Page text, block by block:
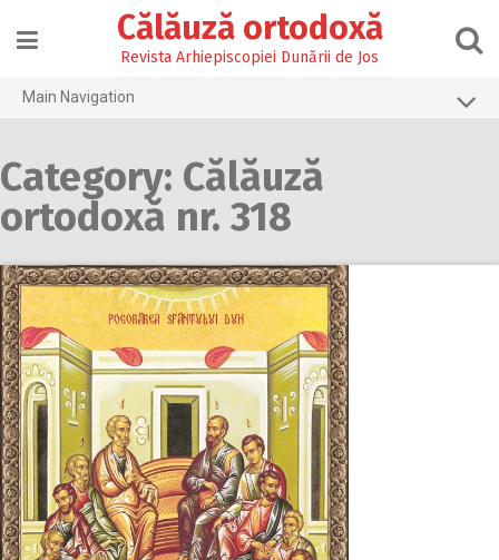
content
Călăuză ortodoxă
Revista Arhiepiscopiei Dunării de Jos
Main Navigation
2026
2025
2024
2023
2022
2021
2020
2019
2018
2017
Category: Călăuză
ortodoxă nr. 318